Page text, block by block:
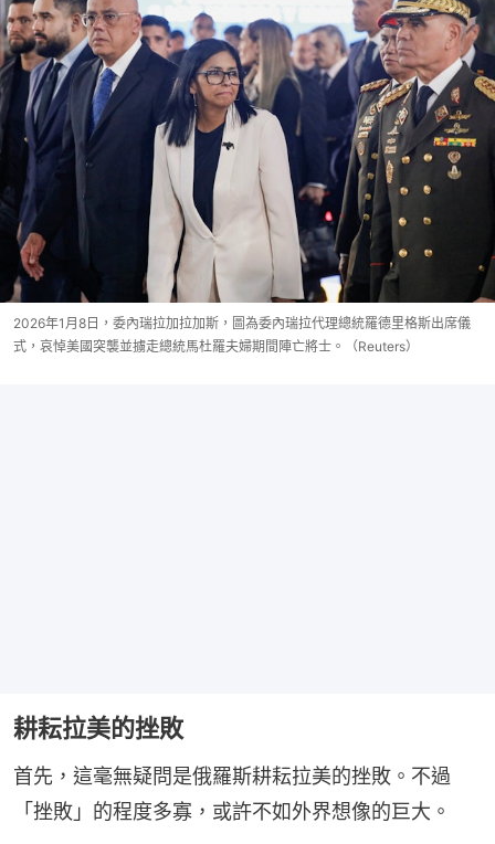
2026年1月8日，委內瑞拉加拉加斯，圖為委內瑞拉代理總統羅德里格斯出席儀
式，哀悼美國突襲並擄走總統馬杜羅夫婦期間陣亡將士。（Reuters）
耕耘拉美的挫敗
首先，這毫無疑問是俄羅斯耕耘拉美的挫敗。不過
「挫敗」的程度多寡，或許不如外界想像的巨大。